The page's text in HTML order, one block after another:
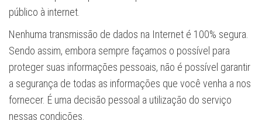
público à internet.
Nenhuma transmissão de dados na Internet é 100% segura.
Sendo assim, embora sempre façamos o possível para
proteger suas informações pessoais, não é possível garantir
a segurança de todas as informações que você venha a nos
fornecer. É uma decisão pessoal a utilização do serviço
nessas condições.